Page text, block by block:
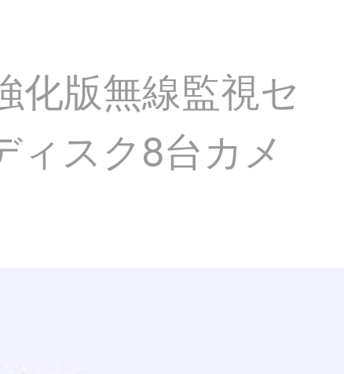
化版無線監視セ
ィスク8台カメ